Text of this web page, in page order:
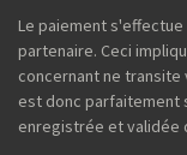
Le paiement
partenaire. Ceci
concernant ne transite
est donc parfaitement
enregistrée et validée